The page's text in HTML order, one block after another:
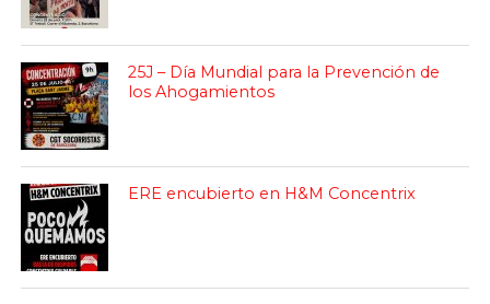
25J – Día Mundial para la Prevención de
los Ahogamientos
ERE encubierto en H&M Concentrix